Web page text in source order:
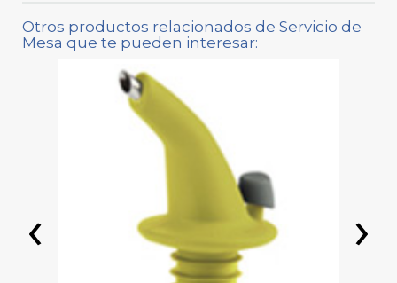
Otros productos relacionados de Servicio de
Mesa que te pueden interesar:
‹ ›